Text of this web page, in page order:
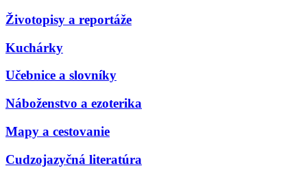
Životopisy a reportáže
Kuchárky
Učebnice a slovníky
Náboženstvo a ezoterika
Mapy a cestovanie
Cudzojazyčná literatúra